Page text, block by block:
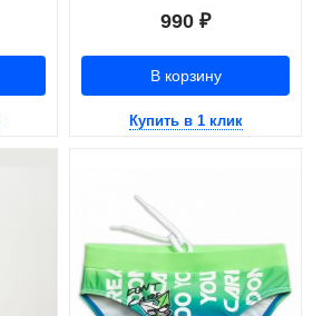
990 ₽
В корзину
Купить в 1 клик